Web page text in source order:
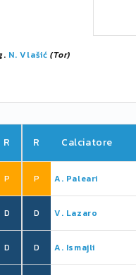
N. Vlašić (Tor)
R
P
D
D
R Calciatore
P A. Paleari
D V. Lazaro
D A. Ismajli